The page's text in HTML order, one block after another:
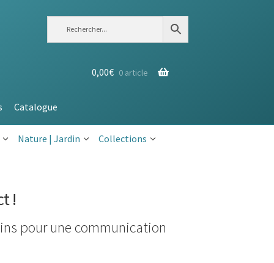
0,00€ 0 article
Catalogue
Nature | Jardin Collections
!
pour une communication